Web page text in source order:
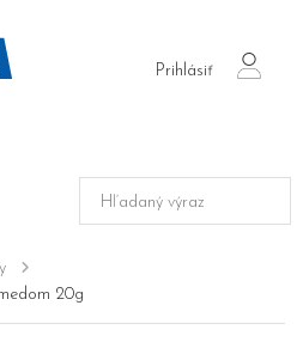
Prihlásiť
login
20g